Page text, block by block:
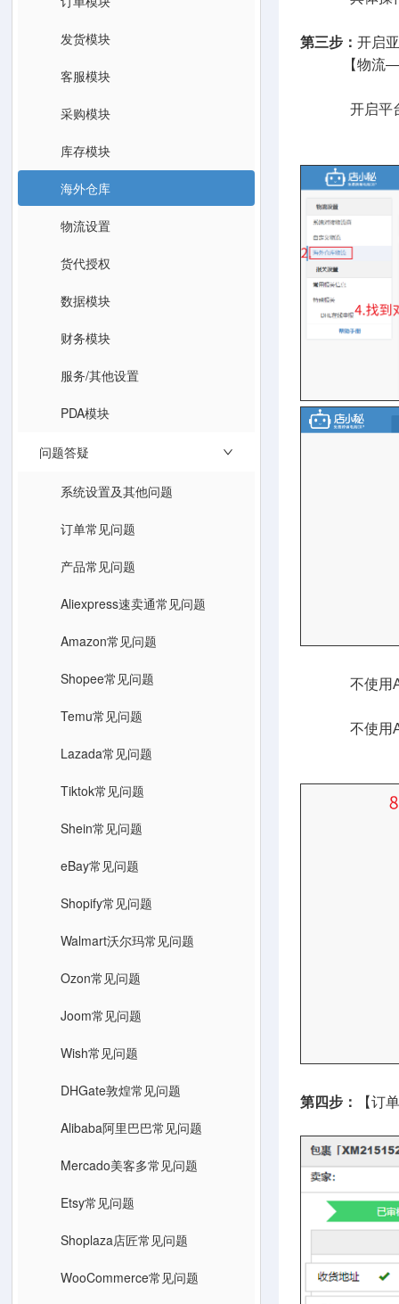
发货模块
客服模块
采购模块
库存模块
海外仓库
物流设置
货代授权
数据模块
财务模块
服务/其他设置
PDA模块
问题答疑
系统设置及其他问题
订单常见问题
产品常见问题
Aliexpress速卖通常见问题
Amazon常见问题
Shopee常见问题
Temu常见问题
Lazada常见问题
Tiktok常见问题
Shein常见问题
eBay常见问题
Shopify常见问题
Walmart沃尔玛常见问题
Ozon常见问题
Joom常见问题
Wish常见问题
DHGate敦煌常见问题
Alibaba阿里巴巴常见问题
Mercado美客多常见问题
Etsy常见问题
Shoplaza店匠常见问题
WooCommerce常见问题
第三步： 开启
【物流—选
开启平台映
不使用
不使用
第四步： 【订